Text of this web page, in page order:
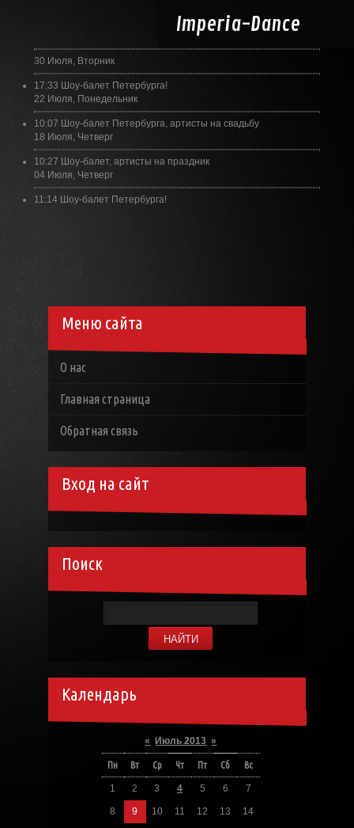
Imperia-Dance
30 Июля, Вторник
17:33 Шоу-балет Петербурга!
22 Июля, Понедельник
10:07 Шоу-балет Петербурга, артисты на свадьбу
18 Июля, Четверг
10:27 Шоу-балет, артисты на праздник
04 Июля, Четверг
11:14 Шоу-балет Петербурга!
Меню сайта
О нас
Главная страница
Обратная связь
Вход на сайт
Поиск
Календарь
« Июль 2013 »
Пн Вт Ср Чт Пт Сб Вс
1 2 3 4 5 6 7
8 9 10 11 12 13 14